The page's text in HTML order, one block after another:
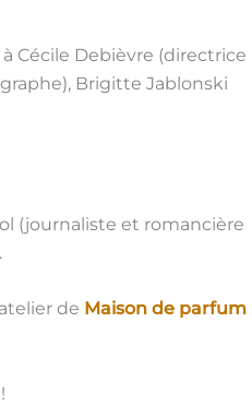
Cécile Debièvre (directrice
Brigitte Jablonski
(journaliste et romancière
de Maison de parfum